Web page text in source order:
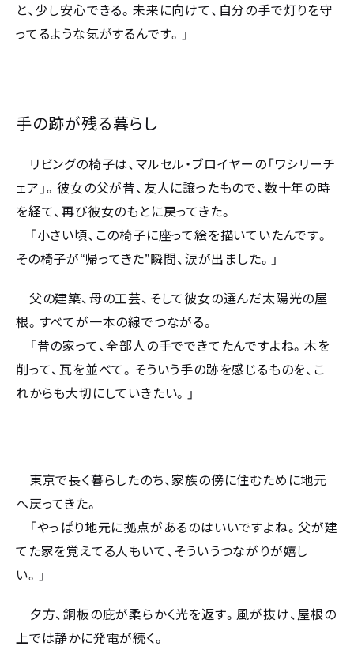
と、少し安心できる。未来に向けて、自分の手で灯りを守
ってるような気がするんです。」
手の跡が残る暮らし
リビングの椅子は、マルセル・ブロイヤーの「ワシリーチ
ェア」。彼女の父が昔、友人に譲ったもので、数十年の時
を経て、再び彼女のもとに戻ってきた。
「小さい頃、この椅子に座って絵を描いていたんです。
その椅子が“帰ってきた”瞬間、涙が出ました。」
父の建築、母の工芸、そして彼女の選んだ太陽光の屋
根。すべてが一本の線でつながる。
「昔の家って、全部人の手でできてたんですよね。木を
削って、瓦を並べて。そういう手の跡を感じるものを、こ
れからも大切にしていきたい。」
東京で長く暮らしたのち、家族の傍に住むために地元
へ戻ってきた。
「やっぱり地元に拠点があるのはいいですよね。父が建
てた家を覚えてる人もいて、そういうつながりが嬉し
い。」
夕方、銅板の庇が柔らかく光を返す。風が抜け、屋根の
上では静かに発電が続く。